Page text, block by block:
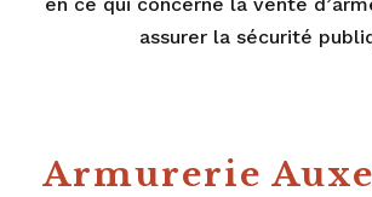
assurer la sécurité
Armurerie